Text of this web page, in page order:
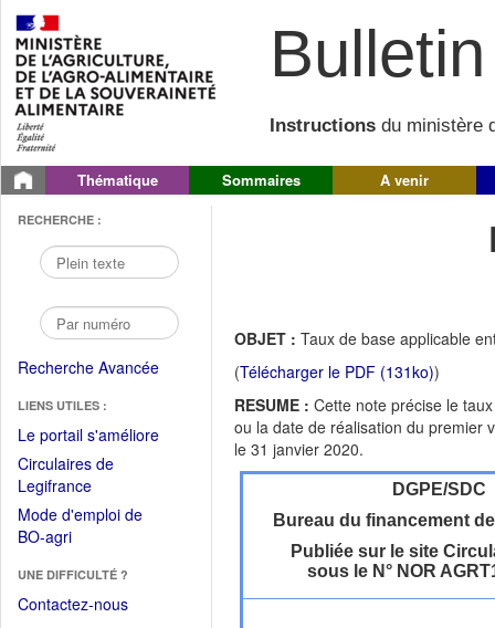
Instructions du ministère
Thématique Sommaires A venir
RECHERCHE :
Recherche Avancée
LIENS UTILES :
Le portail s'améliore(Fichier
Circulaires de
Legifrance(Ouvrir
dans
une
fenêtre)
Mode d'emploi de
BO-agri(Ouvrir
une
nouvelle
UNE DIFFICULTÉ ?
Contactez-nous
OBJET : Taux de base applicable
(Télécharger le PDF (131ko))
RESUME : Cette note précise le
ou la date de réalisation du premier
le 31 janvier 2020.
DGPE/SDC
Bureau du financement
Publiée sur le site
sous le N° NOR